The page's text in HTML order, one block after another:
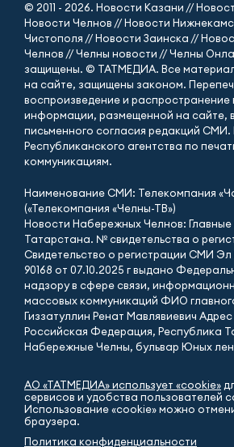
© 2011 - 2026. Новости Казани //
Новости Челнов // Новости
Чистополя // Новости Заинска //
Челнов // Челны новости // Челны
защищены. © ТАТМЕДИА. Все
на сайте, защищены законом.
воспроизведение и
информации, размещенной на сайте,
письменного согласия редакций
Республиканского агентства по
коммуникациям.
Наименование СМИ: Телекомпания
(«Телекомпания «Челны-ТВ»)
Новости Набережных Челнов: Главные
Татарстана. № свидетельства о
Свидетельство о регистрации СМИ
90168 от 07.10.2025 г выдано
надзору в сфере связи,
массовых коммуникаций ФИО
Гиззатуллин Ренат Мавлявиевич
Российская Федерация, Республика
Набережные Челны, бульвар Юных
АО «ТАТМЕДИА» использует «cookie»
сервисов и удобства пользователей
Использование «cookie» можно
браузера.
Политика конфиденциальности